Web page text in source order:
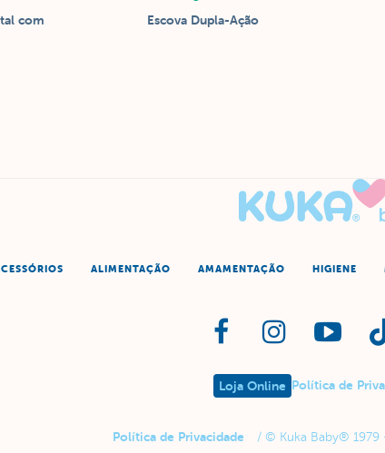
com
Higiene do produto
Escova Dupla-Ação
ALIMENTAÇÃO AMAMENTAÇÃO HIGIENE
Loja Online Política de
Política de Privacidade / © Kuka Baby® 1979